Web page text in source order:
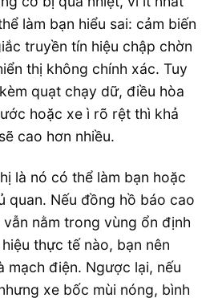
làm bạn hiểu sai: cảm biến
truyền tín hiệu chập chờn
thị không chính xác. Tuy
quạt chạy dữ, điều hòa
hoặc xe ì rõ rệt thì khả
cao hơn nhiều.
là nó có thể làm bạn hoặc
quan. Nếu đồng hồ báo cao
vẫn nằm trong vùng ổn định
thực tế nào, bạn nên
mạch điện. Ngược lại, nếu
xe bốc mùi nóng, bình